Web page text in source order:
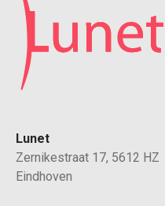
Lunet
Zernikestraat 17, 5612 HZ
Eindhoven